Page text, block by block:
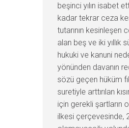
beşinci yılın isabet
kadar tekrar ceza
tutarının
alan beş ve iki yıllık
hukuki ve kanuni
yönünden davanın
sözü geçen hüküm
suretiyle arttırılan
için gerekli şartların
ilkesi çerçevesinde,